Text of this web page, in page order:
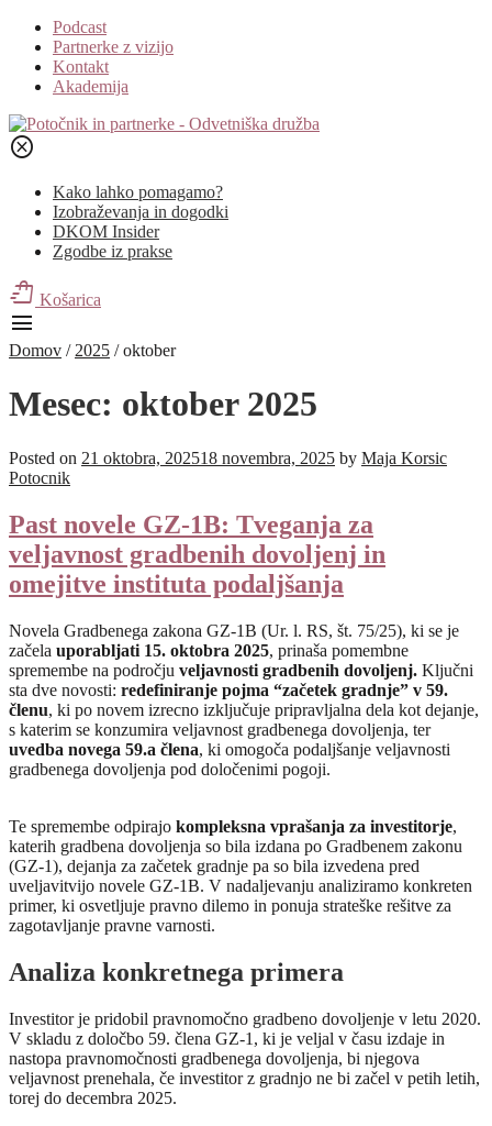
Podcast
Partnerke z vizijo
Kontakt
Akademija
cancel
Kako lahko pomagamo?
Izobraževanja in dogodki
DKOM Insider
Zgodbe iz prakse
shopping_bag_speed Košarica
menu
Domov / 2025 /oktober
Mesec: oktober 2025
Posted on 21 oktobra, 202518 novembra, 2025 by Maja Korsic
Potocnik
Past novele GZ-1B: Tveganja za
veljavnost gradbenih dovoljenj in
omejitve instituta podaljšanja
Novela Gradbenega zakona GZ-1B (Ur. l. RS, št. 75/25), ki se je
začela uporabljati 15. oktobra 2025, prinaša pomembne
spremembe na področju veljavnosti gradbenih dovoljenj. Ključni
sta dve novosti: redefiniranje pojma “začetek gradnje” v 59.
členu, ki po novem izrecno izključuje pripravljalna dela kot dejanje,
s katerim se konzumira veljavnost gradbenega dovoljenja, ter
uvedba novega 59.a člena, ki omogoča podaljšanje veljavnosti
gradbenega dovoljenja pod določenimi pogoji.
Te spremembe odpirajo kompleksna vprašanja za investitorje,
katerih gradbena dovoljenja so bila izdana po Gradbenem zakonu
(GZ-1), dejanja za začetek gradnje pa so bila izvedena pred
uveljavitvijo novele GZ-1B. V nadaljevanju analiziramo konkreten
primer, ki osvetljuje pravno dilemo in ponuja strateške rešitve za
zagotavljanje pravne varnosti.
Analiza konkretnega primera
Investitor je pridobil pravnomočno gradbeno dovoljenje v letu 2020.
V skladu z določbo 59. člena GZ-1, ki je veljal v času izdaje in
nastopa pravnomočnosti gradbenega dovoljenja, bi njegova
veljavnost prenehala, če investitor z gradnjo ne bi začel v petih letih,
torej do decembra 2025.